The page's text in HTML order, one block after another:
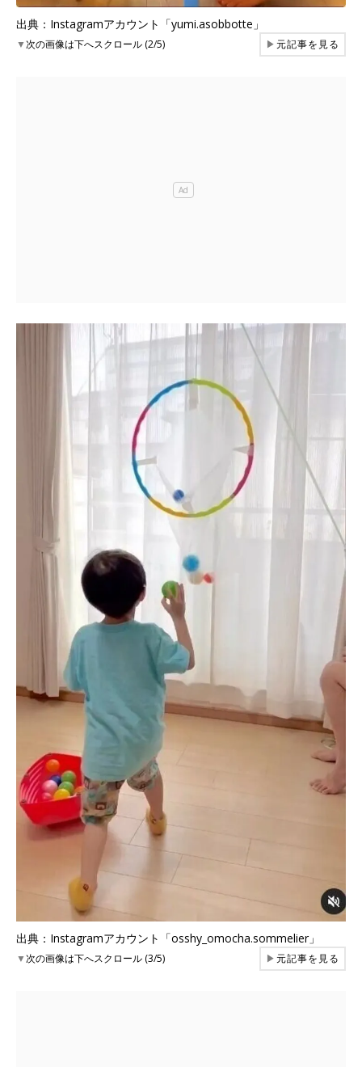
出典：Instagramアカウント「yumi.asobbotte」
▼次の画像は下へスクロール (2/5) ▶元記事を見る
出典：Instagramアカウント「osshy_omocha.sommelier」
▼次の画像は下へスクロール (3/5) ▶元記事を見る